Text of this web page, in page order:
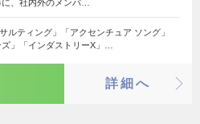
、社内外のメンバ…
ルティング」「アクセンチュア ソング」
」「インダストリーX」…
詳細へ